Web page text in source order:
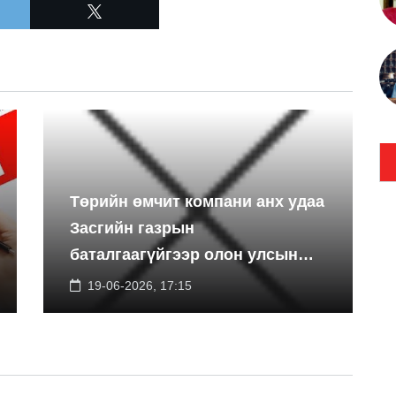
Төрийн өмчит компани анх удаа
Засгийн газрын
баталгаагүйгээр олон улсын
экспортын зээлийн санхүүжилт
19-06-2026, 17:15